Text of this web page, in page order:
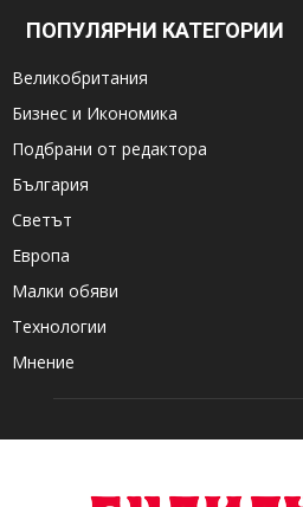
ПОПУЛЯРНИ КАТЕГОРИИ
Великобритания
Бизнес и Икономика
Подбрани от редактора
България
Светът
Европа
Малки обяви
Технологии
Мнение